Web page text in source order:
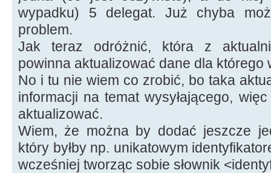
wypadku) 5 delegat. Już chyba
problem.
Jak teraz odróżnić, która z
powinna aktualizować dane dla którego
No i tu nie wiem co zrobić, bo taka
informacji na temat wysyłającego,
aktualizować.
Wiem, że można by dodać jeszcze
który byłby np. unikatowym
wcześniej tworząc sobie słownik